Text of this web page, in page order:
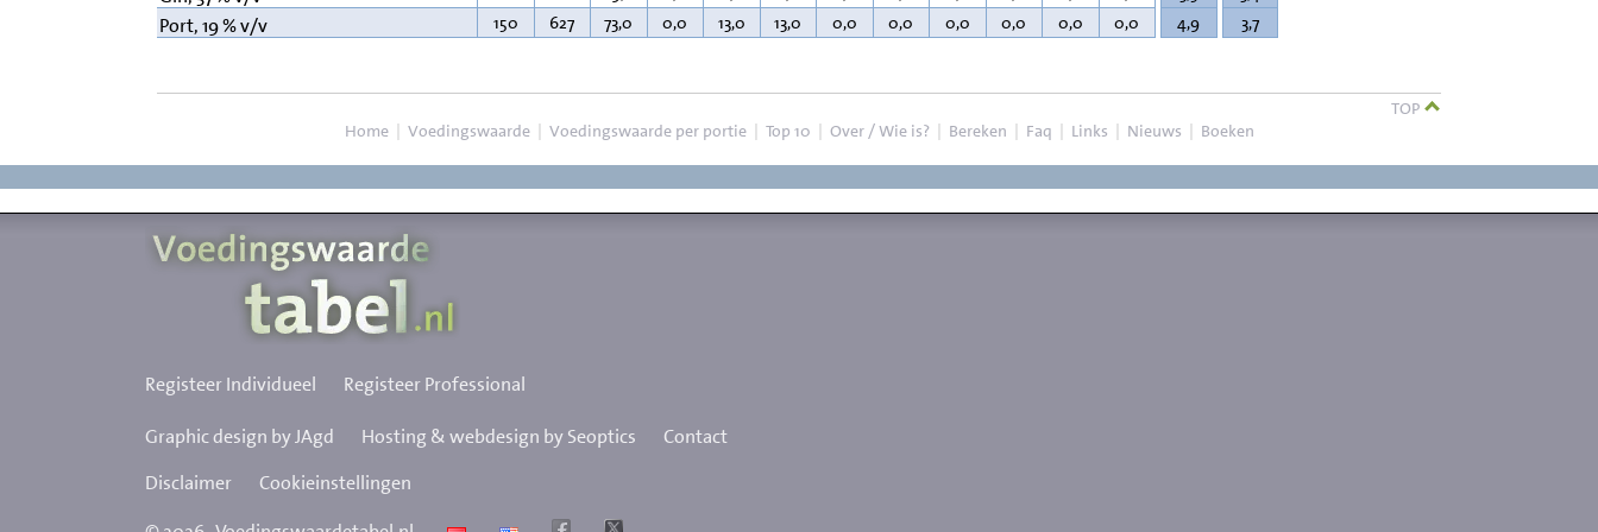
Port, 19 % v/v 150 627 73,0 0,0 13,0 13,0 0,0 0,0 0,0 0,0 0,0 0,0 4,9 3,7
TOP
Home | Voedingswaarde | Voedingswaarde per portie | Top 10 | Over / Wie is? | Bereken | Faq | Links | Nieuws | Boeken
Registeer Individueel Registeer Professional
Graphic design by JAgd Hosting & webdesign by Seoptics
Contact
Disclaimer
Cookieinstellingen